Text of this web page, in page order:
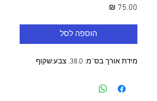
הוספה לסל
מידת אורך בס''מ: 38.0. צבע:שקוף